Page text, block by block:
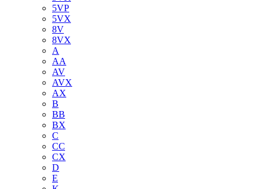
5VP
5VX
8V
8VX
A
AA
AV
AVX
AX
B
BB
BX
C
CC
CX
D
E